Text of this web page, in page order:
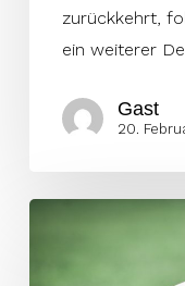
zurückkehrt,
ein weiterer
Gast
20.